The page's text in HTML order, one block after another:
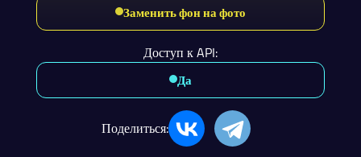
Заменить фон на фото
Доступ к API:
Да
Поделиться: